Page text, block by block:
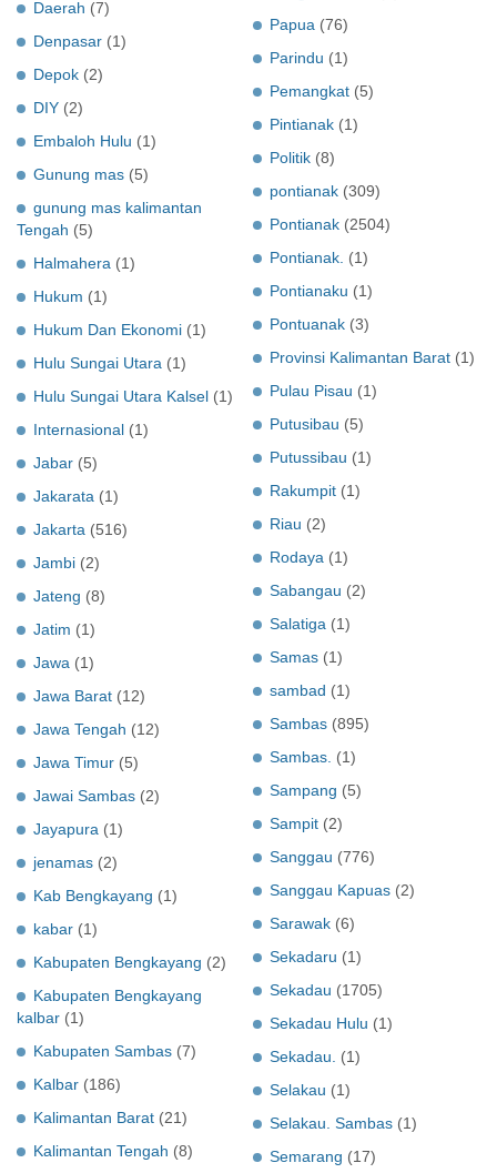
Daerah (7)
Denpasar (1)
Depok (2)
DIY (2)
Embaloh Hulu (1)
Gunung mas (5)
gunung mas kalimantan
Tengah (5)
Halmahera (1)
Hukum (1)
Hukum Dan Ekonomi (1)
Hulu Sungai Utara (1)
Hulu Sungai Utara Kalsel (1)
Internasional (1)
Jabar (5)
Jakarata (1)
Jakarta (516)
Jambi (2)
Jateng (8)
Jatim (1)
Jawa (1)
Jawa Barat (12)
Jawa Tengah (12)
Jawa Timur (5)
Jawai Sambas (2)
Jayapura (1)
jenamas (2)
Kab Bengkayang (1)
kabar (1)
Kabupaten Bengkayang (2)
Kabupaten Bengkayang
kalbar (1)
Kabupaten Sambas (7)
Kalbar (186)
Kalimantan Barat (21)
Kalimantan Tengah (8)
Papua (76)
Parindu (1)
Pemangkat (5)
Pintianak (1)
Politik (8)
pontianak (309)
Pontianak (2504)
Pontianak. (1)
Pontianaku (1)
Pontuanak (3)
Provinsi Kalimantan Barat (1)
Pulau Pisau (1)
Putusibau (5)
Putussibau (1)
Rakumpit (1)
Riau (2)
Rodaya (1)
Sabangau (2)
Salatiga (1)
Samas (1)
sambad (1)
Sambas (895)
Sambas. (1)
Sampang (5)
Sampit (2)
Sanggau (776)
Sanggau Kapuas (2)
Sarawak (6)
Sekadaru (1)
Sekadau (1705)
Sekadau Hulu (1)
Sekadau.
(1)
Selakau (1)
Selakau. Sambas (1)
Semarang (17)